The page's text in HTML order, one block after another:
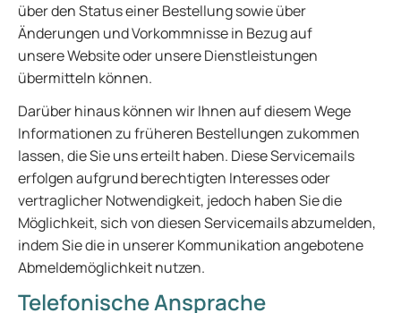
über den Status einer Bestellung sowie über
Änderungen und Vorkommnisse in Bezug auf
unsere Website oder unsere Dienstleistungen
übermitteln können.
Darüber hinaus können wir Ihnen auf diesem Wege
Informationen zu früheren Bestellungen zukommen
lassen, die Sie uns erteilt haben. Diese Servicemails
erfolgen aufgrund berechtigten Interesses oder
vertraglicher Notwendigkeit, jedoch haben Sie die
Möglichkeit, sich von diesen Servicemails abzumelden,
indem Sie die in unserer Kommunikation angebotene
Abmeldemöglichkeit nutzen.
Telefonische Ansprache